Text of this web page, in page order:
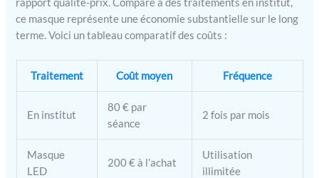
ce masque représente une économie substantielle sur le long
terme. Voici un tableau comparatif des coûts :
Traitement Coût moyen Fréquence
En institut
80 € par
séance
2 fois par mois
Masque
LED
200 € à l’achat
Utilisation
illimitée